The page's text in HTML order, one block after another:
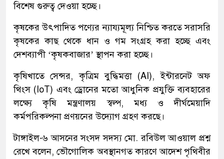
বিশেষ গুরুত্ব দেওয়া হচ্ছে।
কৃষকের উৎপাদিত পণ্যের ন্যায্যমূল্য নিশ্চিত করতে সরাসরি
কৃষকের কাছ থেকে ধান ও গম সংগ্রহ করা হচ্ছে এবং
দেশব্যাপী ‘কৃষকবাজার’ স্থাপন করা হচ্ছে।
কৃষিখাতে সেন্সর, কৃত্রিম বুদ্ধিমত্তা (AI), ইন্টারনেট অফ
থিংস (IoT) এবং ড্রোনের মতো আধুনিক প্রযুক্তি ব্যবহারের
লক্ষ্যে কৃষি মন্ত্রণালয় স্বল্প, মধ্য ও দীর্ঘমেয়াদি
কর্মপরিকল্পনা প্রণয়নের উদ্যোগ গ্রহণ করছে।
টাঙ্গাইল-৬ আসনের সংসদ সদস্য মো. রবিউল আওয়াল প্রশ্ন
রেখে বলেন, ভৌগোলিক অবস্থানগত কারণে আদেশ পৃথিবীর